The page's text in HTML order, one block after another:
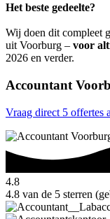
Het beste gedeelte?
Wij doen dit compleet
uit Voorburg – voor
2026 en verder.
Accountant
Vraag direct 5 offertes
4.8
4.8 van de 5 sterren